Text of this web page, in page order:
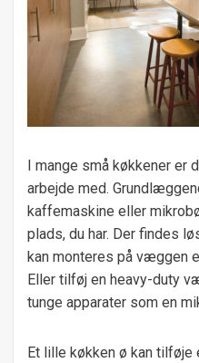
I mange små køkkener er
arbejde med.
kaffemaskine eller
plads, du har. Der findes
kan monteres på væggen
Eller tilføj en heavy-duty
tunge apparater som en
Et lille køkken ø kan